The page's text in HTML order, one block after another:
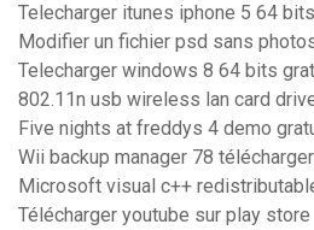
Telecharger itunes iphone 5 64 bits
Modifier un fichier psd sans
Telecharger windows 8 64 bits
802.11n usb wireless lan card
Five nights at freddys 4 demo
Wii backup manager 78 télécharger
Microsoft visual c++
Télécharger youtube sur play store